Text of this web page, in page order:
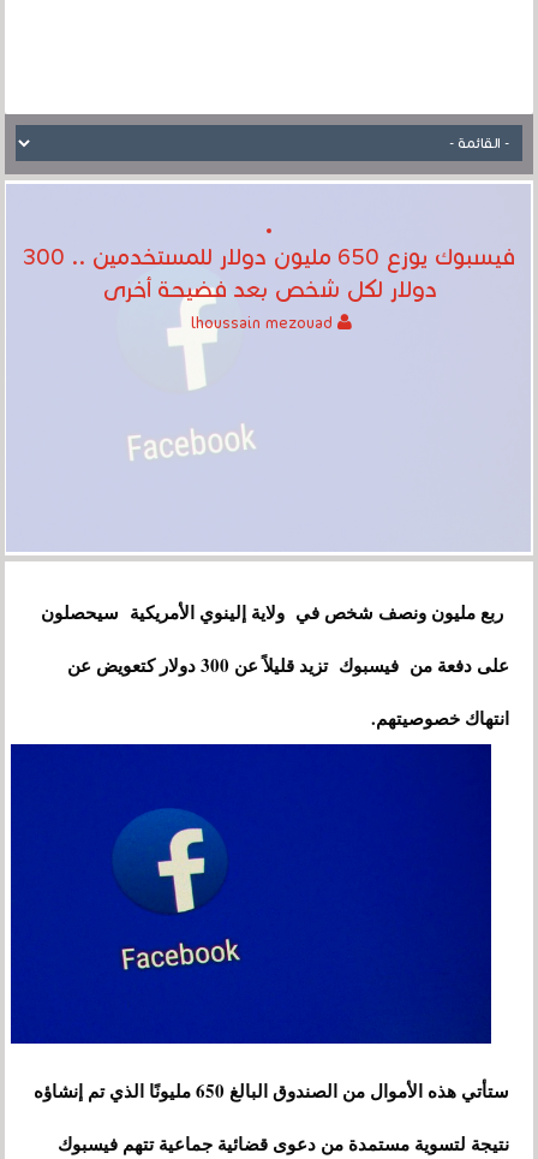
فيسبوك يوزع 650 مليون دولار للمستخدمين .. 300
دولار لكل شخص بعد فضيحة أخرى
ربع مليون ونصف شخص في ولاية إلينوي الأمريكية سيحصلون
على دفعة من فيسبوك تزيد قليلاً عن 300 دولار كتعويض عن
انتهاك خصوصيتهم.
ستأتي هذه الأموال من الصندوق البالغ 650 مليونًا الذي تم إنشاؤه
نتيجة لتسوية مستمدة من دعوى قضائية جماعية تتهم فيسبوك